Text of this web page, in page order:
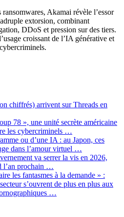
Akamai révèle l’essor
extorsion, combinant
DDoS et pression sur des tiers.
croissant de l’IA générative et
chiffrés) arrivent sur Threads en
78 », une unité secrète américaine
les cybercriminels …
ou d’une IA : au Japon, ces
dans l’amour virtuel …
va serrer la vis en 2026,
l’an prochain …
les fantasmes à la demande » :
s’ouvrent de plus en plus aux
…